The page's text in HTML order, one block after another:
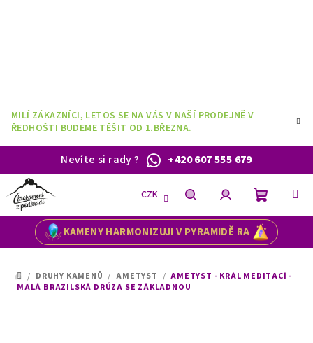
MILÍ ZÁKAZNÍCI, LETOS SE NA VÁS V NAŠÍ PRODEJNĚ V
ŘEDHOŠTI BUDEME TĚŠIT OD 1.BŘEZNA.
Nevíte si rady? +420 607 555 679
KAMENY HARMONIZUJI V PYRAMIDĚ RA
CZK
HledatPřihlášeníNákupní
DOMŮ
/ DRUHY KAMENŮ / AMETYST / AMETYST - KRÁL MEDITACÍ -
MALÁ BRAZILSKÁ DRÚZA SE ZÁKLADNOU